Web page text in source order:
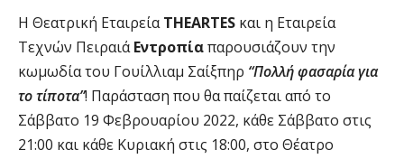
Η Θεατρική ΕταιρείαTHEARTES και η Εταιρεία
Τεχνών ΠειραιάΕντροπίαπαρουσιάζουν την
κωμωδία του Γουίλλιαμ Σαίξπηρ “Πολλή φασαρία για
το τίποτα”! Παράσταση που θα παίζεται από το
Σάββατο 19 Φεβρουαρίου 2022, κάθε Σάββατο στις
21:00 και κάθε Κυριακή στις 18:00, στο Θέατρο